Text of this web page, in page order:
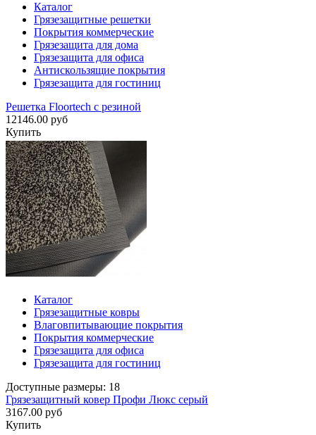
Каталог
Грязезащитные решетки
Покрытия коммерческие
Грязезащита для дома
Грязезащита для офиса
Антискользящие покрытия
Грязезащита для гостиниц
Решетка Floortech с резиной
12146.00 руб
Купить
Каталог
Грязезащитные ковры
Влаговпитывающие покрытия
Покрытия коммерческие
Грязезащита для офиса
Грязезащита для гостиниц
Доступные размеры: 18
Грязезащитный ковер Профи Люкс серый
3167.00 руб
Купить